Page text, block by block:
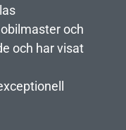
och
och har visat